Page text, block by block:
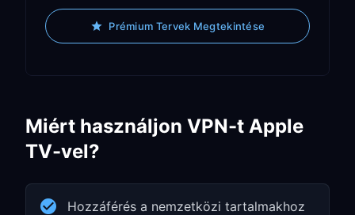
Prémium Tervek Megtekintése
Miért használjon VPN-t Apple
TV-vel?
Hozzáférés a nemzetközi tartalmakhoz